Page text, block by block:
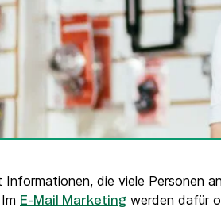
mit 150+ digitalen Tools wie
Stripe, Zapier und mehr.
Informationen, die viele Personen
E-Mail Marketing werden dafür